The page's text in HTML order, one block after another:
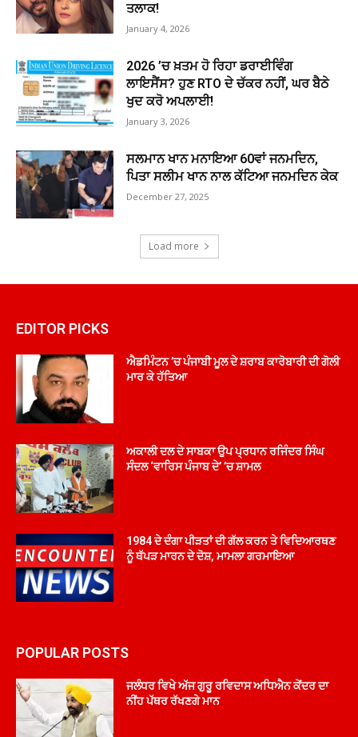
ਤਲਾਕ!
January 4, 2026
2026 ’ਚ ਖ਼ਤਮ ਹੋ ਰਿਹਾ ਡਰਾਈਵਿੰਗ
ਲਾਇਸੈਂਸ? ਹੁਣ RTO ਦੇ ਚੱਕਰ ਨਹੀਂ, ਘਰ ਬੈਠੇ
ਖੁਦ ਕਰੋ ਅਪਲਾਈ!
January 3, 2026
ਸਲਮਾਨ ਖਾਨ ਮਨਾਇਆ 60ਵਾਂ ਜਨਮਦਿਨ,
ਪਿਤਾ ਸਲੀਮ ਖਾਨ ਨਾਲ ਕੱਟਿਆ ਜਨਮਦਿਨ ਕੇਕ
December 27, 2025
Load more
EDITOR PICKS
ਐਡਮਿੰਟਨ ’ਚ ਪੰਜਾਬੀ ਮੂਲ ਦੇ ਸ਼ਰਾਬ ਕਾਰੋਬਾਰੀ ਦੀ ਗੋਲੀ
ਮਾਰ ਕੇ ਹੱਤਿਆ
ਅਕਾਲੀ ਦਲ ਦੇ ਸਾਬਕਾ ਉਪ ਪ੍ਰਧਾਨ ਰਜਿੰਦਰ ਸਿੰਘ
ਸੰਦਲ ‘ਵਾਰਿਸ ਪੰਜਾਬ ਦੇ’ ’ਚ ਸ਼ਾਮਲ
1984 ਦੇ ਦੰਗਾ ਪੀੜਤਾਂ ਦੀ ਗੱਲ ਕਰਨ ਤੇ ਵਿਦਿਆਰਥਣ
ਨੂੰ ਥੱਪੜ ਮਾਰਨ ਦੇ ਦੋਸ਼, ਮਾਮਲਾ ਗਰਮਾਇਆ
POPULAR POSTS
ਜਲੰਧਰ ਵਿਖੇ ਅੱਜ ਗੁਰੂ ਰਵਿਦਾਸ ਅਧਿਐਨ ਕੇਂਦਰ ਦਾ
ਨੀਂਹ ਪੱਥਰ ਰੱਖਣਗੇ ਮਾਨ